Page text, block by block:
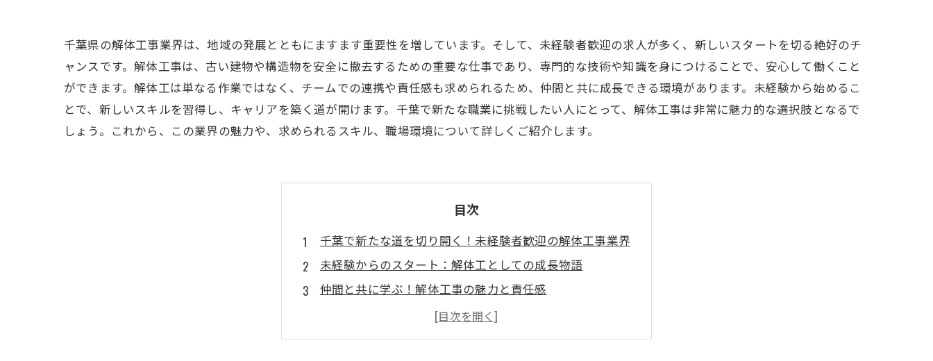
千葉県の解体工事業界は、地域の発展とともにますます重要性を増しています。そして、未経験者歓迎の求人が多く、新しいスタートを切る絶好のチ
ャンスです。解体工事は、古い建物や構造物を安全に撤去するための重要な仕事であり、専門的な技術や知識を身につけることで、安心して働くこと
ができます。解体工は単なる作業ではなく、チームでの連携や責任感も求められるため、仲間と共に成長できる環境があります。未経験から始めるこ
とで、新しいスキルを習得し、キャリアを築く道が開けます。千葉で新たな職業に挑戦したい人にとって、解体工事は非常に魅力的な選択肢となるで
しょう。これから、この業界の魅力や、求められるスキル、職場環境について詳しくご紹介します。
目次
千葉で新たな道を切り開く！未経験者歓迎の解体工事業界
未経験からのスタート：解体工としての成長物語
仲間と共に学ぶ！解体工事の魅力と責任感
必要なスキルとは？解体工事で得られる技術と知識
千葉での解体工事求人：安全に働くチャンスを掴もう